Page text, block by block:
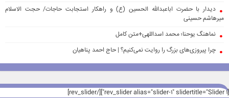
دیدار با حضرت اباعبدالله الحسین (ع) و راهکار استجابت حاجات/ حجت الاسلام
میرهاشم حسینی
نماهنگ یوحنا؛ محمد اسداللهی+متن کامل
چرا پیروزی‌های بزرگ را روایت نمی‌کنیم؟ | حاج احمد پناهیان
[rev_slider alias="slider-1" slidertitle="Slider 1"][/rev_slider]